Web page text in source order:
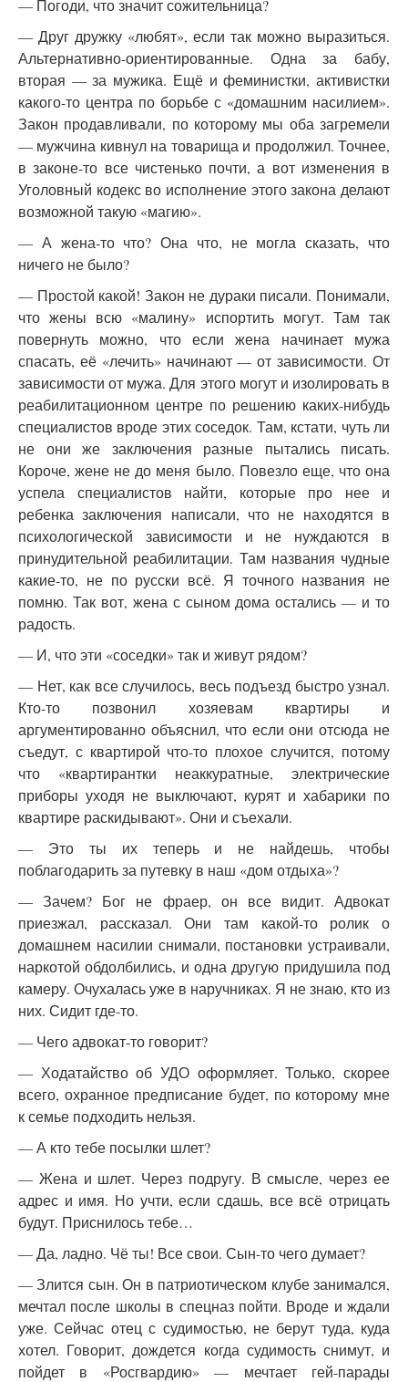
— Погоди, что значит сожительница?
— Друг дружку «любят», если так можно выразиться.
Альтернативно-ориентированные. Одна за бабу,
вторая — за мужика. Ещё и феминистки, активистки
какого-то центра по борьбе с «домашним насилием».
Закон продавливали, по которому мы оба загремели
— мужчина кивнул на товарища и продолжил. Точнее,
в законе-то все чистенько почти, а вот изменения в
Уголовный кодекс во исполнение этого закона делают
возможной такую «магию».
— А жена-то что? Она что, не могла сказать, что
ничего не было?
— Простой какой! Закон не дураки писали. Понимали,
что жены всю «малину» испортить могут. Там так
повернуть можно, что если жена начинает мужа
спасать, её «лечить» начинают — от зависимости. От
зависимости от мужа. Для этого могут и изолировать в
реабилитационном центре по решению каких-нибудь
специалистов вроде этих соседок. Там, кстати, чуть ли
не они же заключения разные пытались писать.
Короче, жене не до меня было. Повезло еще, что она
успела специалистов найти, которые про нее и
ребенка заключения написали, что не находятся в
психологической зависимости и не нуждаются в
принудительной реабилитации. Там названия чудные
какие-то, не по русски всё. Я точного названия не
помню. Так вот, жена с сыном дома остались — и то
радость.
— И, что эти «соседки» так и живут рядом?
— Нет, как все случилось, весь подъезд быстро узнал.
Кто-то позвонил хозяевам квартиры и
аргументированно объяснил, что если они отсюда не
съедут, с квартирой что-то плохое случится, потому
что «квартирантки неаккуратные, электрические
приборы уходя не выключают, курят и хабарики по
квартире раскидывают». Они и съехали.
— Это ты их теперь и не найдешь, чтобы
поблагодарить за путевку в наш «дом отдыха»?
— Зачем? Бог не фраер, он все видит. Адвокат
приезжал, рассказал. Они там какой-то ролик о
домашнем насилии снимали, постановки устраивали,
наркотой обдолбились, и одна другую придушила под
камеру. Очухалась уже в наручниках. Я не знаю, кто из
них. Сидит где-то.
— Чего адвокат-то говорит?
— Ходатайство об УДО оформляет. Только, скорее
всего, охранное предписание будет, по которому мне
к семье подходить нельзя.
— А кто тебе посылки шлет?
— Жена и шлет. Через подругу. В смысле, через ее
адрес и имя. Но учти, если сдашь, все всё отрицать
будут. Приснилось тебе…
— Да, ладно. Чё ты! Все свои. Сын-то чего думает?
— Злится сын. Он в патриотическом клубе занимался,
мечтал после школы в спецназ пойти. Вроде и ждали
уже. Сейчас отец с судимостью, не берут туда, куда
хотел. Говорит, дождется когда судимость снимут, и
пойдет в «Росгвардию» — мечтает гей-парады